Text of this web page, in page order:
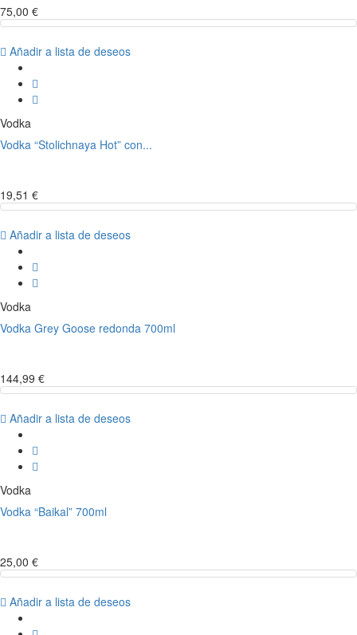
75,00 €
Añadir a lista de deseos
Vodka
Vodka “Stolichnaya Hot” con...
19,51 €
Añadir a lista de deseos
Vodka
Vodka Grey Goose redonda 700ml
144,99 €
Añadir a lista de deseos
Vodka
Vodka “Baikal” 700ml
25,00 €
Añadir a lista de deseos